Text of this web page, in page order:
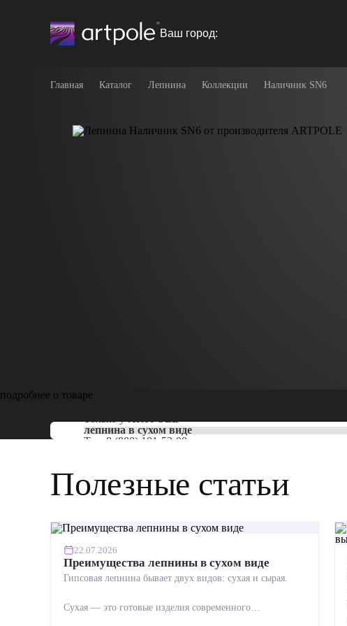
Ваш город:
Главная Каталог Лепнина Коллекции Наличник SN6
подробнее о товаре
Только уARTPOLE
лепнина в сухом виде
Тел: 8 (800) 101-53-00
Полезные статьи
22.07.2026
Преимущества лепнины в сухом виде
Гипсовая лепнина бывает двух видов: сухая и сырая.
Сухая — это готовые изделия современного